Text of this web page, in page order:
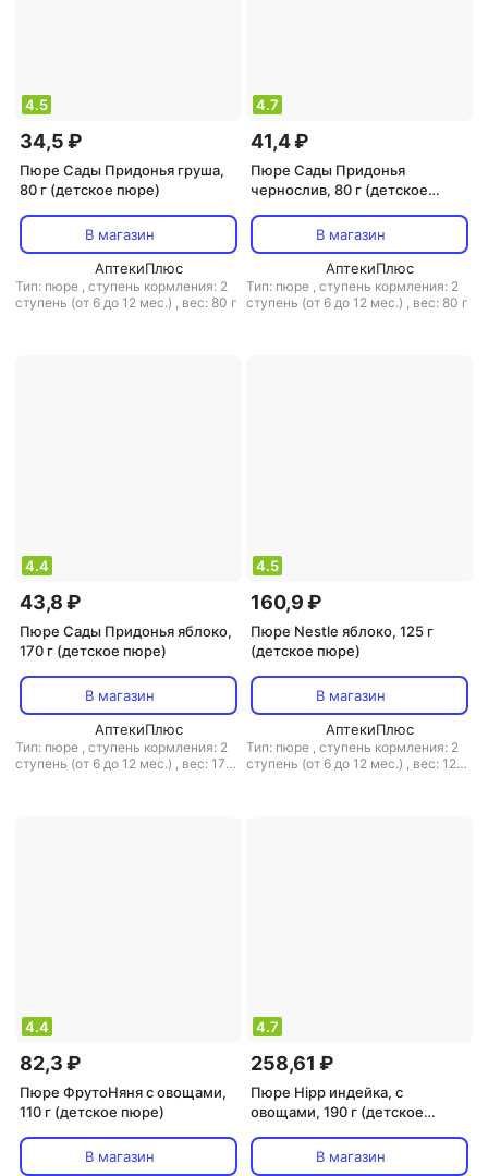
4.5
34,5 ₽
Пюре Сады Придонья груша,
80 г (детское пюре)
В магазин
АптекиПлюс
Тип: пюре , ступень кормления: 2
ступень (от 6 до 12 мес.) , вес: 80 г
4.7
41,4 ₽
Пюре Сады Придонья
чернослив, 80 г (детское
В магазин
АптекиПлюс
Тип: пюре , ступень кормления: 2
ступень (от 6 до 12 мес.) , вес: 80 г
4.4
43,8 ₽
Пюре Сады Придонья яблоко,
170 г (детское пюре)
В магазин
АптекиПлюс
Тип: пюре , ступень кормления: 2
ступень (от 6 до 12 мес.) , вес: 170
4.5
160,9 ₽
Пюре Nestle яблоко, 125 г
(детское пюре)
В магазин
АптекиПлюс
Тип: пюре , ступень кормления: 2
ступень (от 6 до 12 мес.) , вес: 125
4.4
82,3 ₽
Пюре ФрутоНяня с овощами,
110 г (детское пюре)
В магазин
4.7
258,61 ₽
Пюре Hipp индейка, с
овощами, 190 г (детское
В магазин